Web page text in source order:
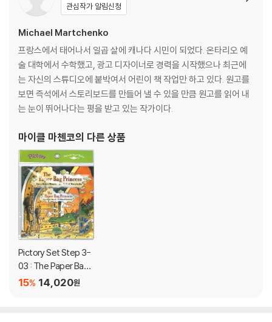
관심작가 알림신청
Michael Martchenko
프랑스에서 태어나서 일곱 살에 캐나다 시민이 되었다. 온타리오 예
술 대학에서 수학했고, 광고 디자이너로 경력을 시작했으나 최근에
는 자신의 스튜디오에 붙박여서 어린이 책 작업만 하고 있다. 원고를
보면 즉석에서 스토리보드를 만들어 낼 수 있을 만큼 원고를 읽어 내
는 눈이 뛰어나다는 평을 받고 있는 작가이다.
마이클 마첸코의 다른 상품
Pictory Set Step 3-
03 : The Paper Bag
Princess (Paperbac
14,020원
15%